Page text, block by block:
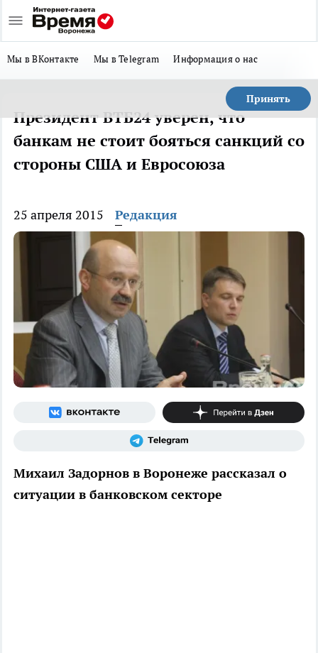
Мы в ВКонтакте Мы в Telegram Информация о нас
Принять
Президент ВТБ24 уверен, что
банкам не стоит бояться санкций со
стороны США и Евросоюза
25 апреля 2015 Редакция
Михаил Задорнов в Воронеже рассказал о
ситуации в банковском секторе